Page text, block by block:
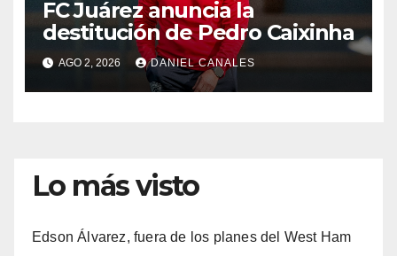
FC Juárez anuncia la
destitución de Pedro Caixinha
AGO 2, 2026 DANIEL CANALES
Lo más visto
Edson Álvarez, fuera de los planes del West Ham